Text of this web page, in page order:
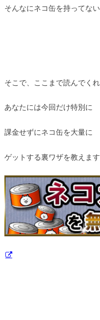
そんなにネコ缶を持ってない
そこで、ここまで読んでく
あなたには今回だけ特別に
課金せずにネコ缶を大量に
ゲットする裏ワザを教えます